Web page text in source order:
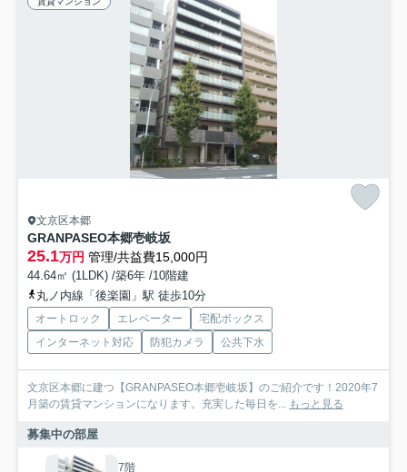
文京区本郷
GRANPASEO本郷壱岐坂
25.1万円 管理/共益費15,000円
44.64㎡ (1LDK) /築6年 /10階建
丸ノ内線「後楽園」駅 徒歩10分
オートロック エレベーター
宅配ボックス
インターネット対応
防犯カメラ 公共下水
文京区本郷に建つ【GRANPASEO本郷壱岐坂】のご紹介です！2020年7
月築の賃貸マンションになります。充実した毎日を... もっと見る
募集中の部屋
7階